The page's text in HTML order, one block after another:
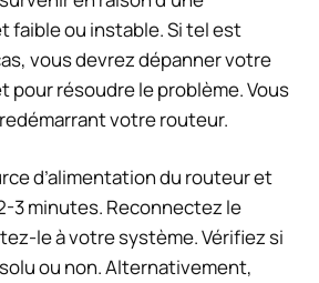
faible ou instable. Si tel est
vous devrez dépanner votre
pour résoudre le problème. Vous
votre routeur.
d’alimentation du routeur et
3 minutes. Reconnectez le
le à votre système. Vérifiez si
ou non. Alternativement,